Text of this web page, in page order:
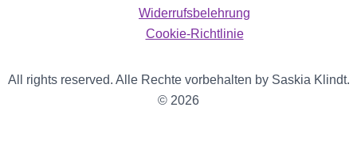
Widerrufsbelehrung
Cookie-Richtlinie
All rights reserved. Alle Rechte vorbehalten by Saskia Klindt.
© 2026